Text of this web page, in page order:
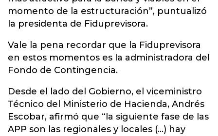
momento de la estructuración”, puntualizó
la presidenta de Fiduprevisora.
Vale la pena recordar que la Fiduprevisora
en estos momentos es la administradora del
Fondo de Contingencia.
Desde el lado del Gobierno, el viceministro
Técnico del Ministerio de Hacienda, Andrés
Escobar, afirmó que “la siguiente fase de las
APP son las regionales y locales (...) hay